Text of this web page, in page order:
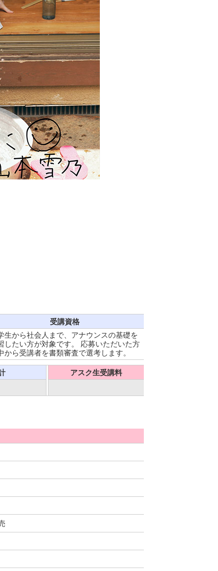
受講資格
生から社会人まで、アナウンスの基礎を
したい方が対象です。 応募いただいた方
から受講者を書類審査で選考します。
アスク生受講料